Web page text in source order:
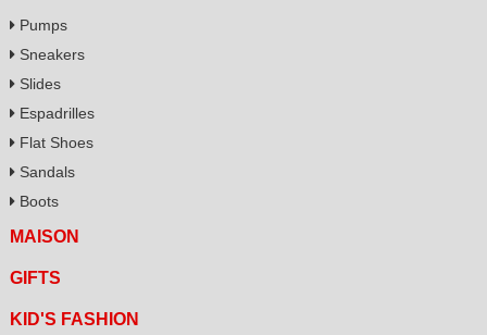
Pumps
Sneakers
Slides
Espadrilles
Flat Shoes
Sandals
Boots
MAISON
GIFTS
KID'S FASHION